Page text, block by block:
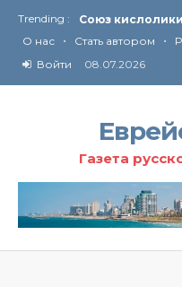
Trending :
Союз
Соглашение
Технология
О нас • Стать автором •
Войти
08.07.2026
Газета